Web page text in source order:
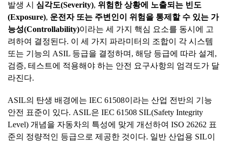
발생 시 심각도(Severity), 위험한 상황에 노출되는 빈도
(Exposure), 운전자 또는 주변인이 위험을 통제할 수 있는 가
능성(Controllability)이라는 세 가지 핵심 요소를 동시에 고
려하여 결정된다. 이 세 가지 파라미터의 조합이 각 시스템
또는 기능의 ASIL 등급을 결정하며, 해당 등급에 따라 설계,
검증, 테스트에 적용해야 하는 안전 요구사항의 엄격도가 달
라진다.
ASIL의 탄생 배경에는 IEC 61508이라는 산업 전반의 기능
안전 표준이 있다. ASIL은 IEC 61508 SIL(Safety Integrity
Level) 개념을 자동차의 특성에 맞게 개선하여 ISO 26262 표
준의 정량적인 등급으로 제공한 것이다. 일반 산업용 SIL이